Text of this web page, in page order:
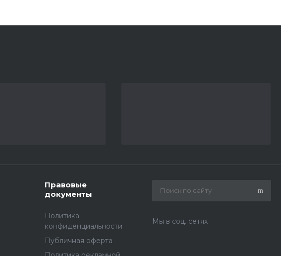
Правовые
документы
Политика
конфиденциальности
Публичная оферта
Мы в соц. сетях